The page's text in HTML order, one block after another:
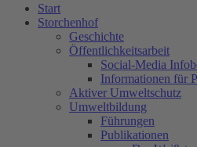
Start
Storchenhof
Geschichte
Öffentlichkeitsarbeit
Social-Media
Informationen für
Aktiver Umweltschutz
Umweltbildung
Führungen
Publikationen